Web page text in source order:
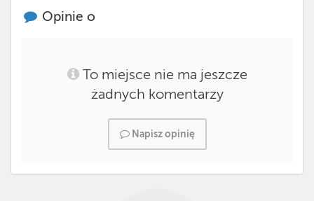
Opinie o
To miejsce nie ma jeszcze
żadnych komentarzy
Napisz opinię